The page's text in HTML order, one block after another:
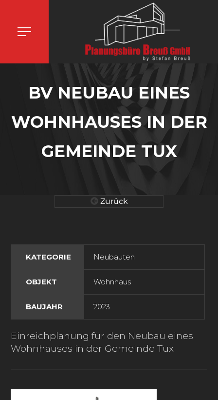
BV NEUBAU EINES
WOHNHAUSES IN DER
GEMEINDE TUX
Zurück
KATEGORIE Neubauten
OBJEKT Wohnhaus
BAUJAHR 2023
Einreichplanung für den Neubau eines
Wohnhauses in der Gemeinde Tux